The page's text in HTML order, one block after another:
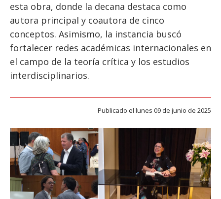
ACADÉMICOS
FUNCIONARIOS
EGRESADOS
esta obra, donde la decana destaca como
autora principal y coautora de cinco
conceptos. Asimismo, la instancia buscó
fortalecer redes académicas internacionales en
el campo de la teoría crítica y los estudios
interdisciplinarios.
Publicado el lunes 09 de junio de 2025